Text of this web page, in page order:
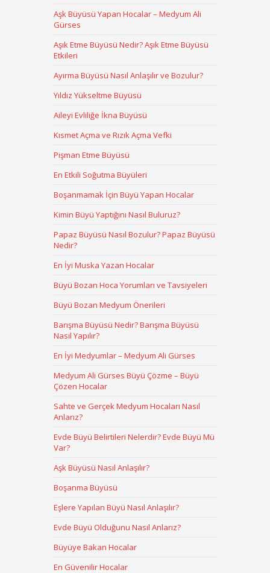
Aşk Büyüsü Yapan Hocalar – Medyum Ali
Gürses
Aşık Etme Büyüsü Nedir? Aşık Etme Büyüsü
Etkileri
Ayırma Büyüsü Nasıl Anlaşılır ve Bozulur?
Yıldız Yükseltme Büyüsü
Aileyi Evliliğe İkna Büyüsü
Kısmet Açma ve Rızık Açma Vefki
Pişman Etme Büyüsü
En Etkili Soğutma Büyüleri
Boşanmamak İçin Büyü Yapan Hocalar
Kimin Büyü Yaptığını Nasıl Buluruz?
Papaz Büyüsü Nasıl Bozulur? Papaz Büyüsü
Nedir?
En İyi Muska Yazan Hocalar
Büyü Bozan Hoca Yorumları ve Tavsiyeleri
Büyü Bozan Medyum Önerileri
Barışma Büyüsü Nedir? Barışma Büyüsü
Nasıl Yapılır?
En İyi Medyumlar – Medyum Ali Gürses
Medyum Ali Gürses Büyü Çözme – Büyü
Çözen Hocalar
Sahte ve Gerçek Medyum Hocaları Nasıl
Anlarız?
Evde Büyü Belirtileri Nelerdir? Evde Büyü Mü
Var?
Aşk Büyüsü Nasıl Anlaşılır?
Boşanma Büyüsü
Eşlere Yapılan Büyü Nasıl Anlaşılır?
Evde Büyü Olduğunu Nasıl Anlarız?
Büyüye Bakan Hocalar
En Güvenilir Hocalar